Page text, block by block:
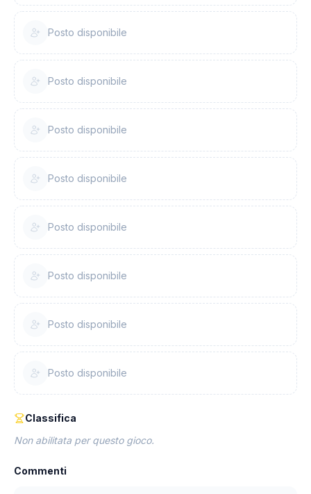
Posto disponibile
Posto disponibile
Posto disponibile
Posto disponibile
Posto disponibile
Posto disponibile
Posto disponibile
Posto disponibile
Classifica
Non abilitata per questo gioco.
Commenti